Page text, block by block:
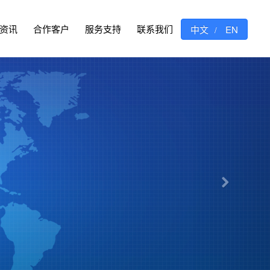
讯 合作客户 服务支持 联系我们 中文 / EN